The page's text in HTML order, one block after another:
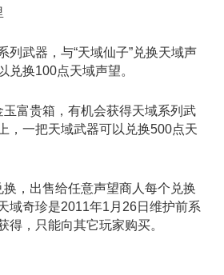
武器，与“天域仙子”兑换天域声
兑换100点天域声望。
富贵箱，有机会获得天域系列武
，一把天域武器可以兑换500点天
，出售给任意声望商人每个兑换
域奇珍是2011年1月26日维护前系
得，只能向其它玩家购买。